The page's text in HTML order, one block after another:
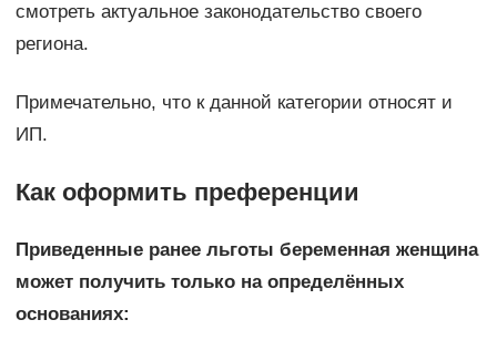
смотреть актуальное законодательство своего
региона.
Примечательно, что к данной категории относят и
ИП.
Как оформить преференции
Приведенные ранее льготы беременная женщина
может получить только на определённых
основаниях: